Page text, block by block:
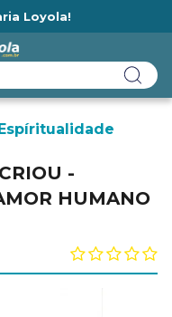
Loyola!
-
HUMANO